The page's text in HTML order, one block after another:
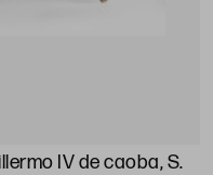
IV de caoba, S.